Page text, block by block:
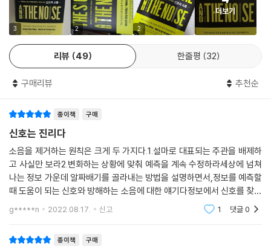
관해 ‘크게 생각하기’｜왜 쇼핑몰은 공격하지 않을까｜테러 예방을 위한
이스라엘의 전략｜테러리스트의 신호를 읽는 법
｜나가며｜예측은 어떻게 가능한가
확률적 사고: 베이즈주의에 익숙해지기｜출발점을 인식하고 편견을 줄여
나가라｜시도하고, 실수하라｜예측 가능성에 대한 인식
｜주석｜
3 2 2
더보기
리뷰 49 한줄평 32
구매리뷰 추천순
종이책 구매
신호는 진리다
소음을 제거하는 원칙은 크게 두 가지다.1.설마로 대표되는 주관을 배제하
고 사실만 보라2.변화하는 상황에 맞춰 예측을 계속 수정하라세상에 넘쳐
나는 정보 가운데 알짜배기를 골라내는 방법을 설명하면서,정보를 예측할
때 도움이 되는 신호와 방해하는 소음에 대한 얘기다정보에서 신호를 찾으
려면 소음을 제거해야 한다이것이 데이터를 통한 추론이다전문가의 예측
이 실패하는 이유는
g*****n 2022.08.17. 신고 1 댓글0
종이책 구매